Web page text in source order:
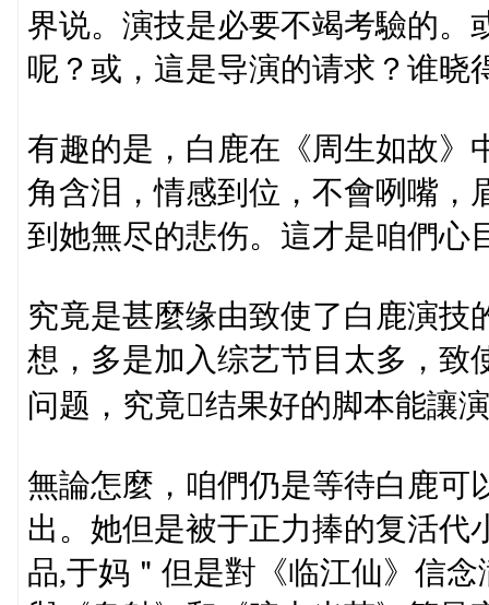
界说。演技是必要不竭考驗的。
呢？或，這是导演的请求？谁晓
有趣的是，白鹿在《周生如故》
角含泪，情感到位，不會咧嘴，
到她無尽的悲伤。這才是咱們心
究竟是甚麼缘由致使了白鹿演技
想，多是加入综艺节目太多，致
问题，究竟结果好的脚本能讓
無論怎麼，咱們仍是等待白鹿可
出。她但是被于正力捧的复活代
品,于妈＂但是對《临江仙》信